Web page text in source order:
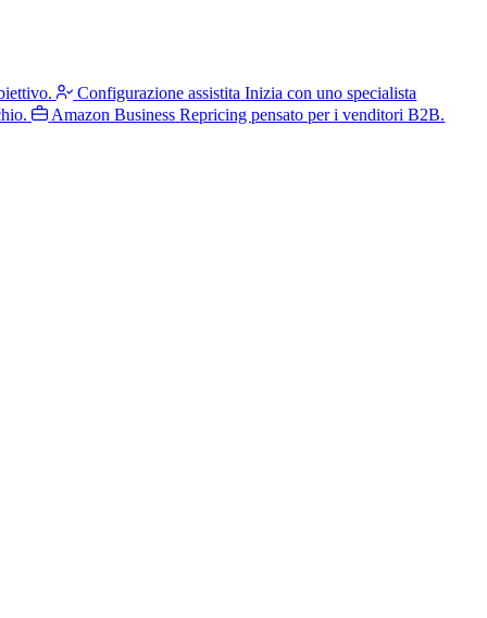
Configurazione assistita Inizia con uno specialista
Amazon Business Repricing pensato per i venditori B2B.